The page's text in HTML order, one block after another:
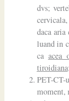
dvs;
daca aria
luand in
ca acea
tiroidiana
PET-CT-